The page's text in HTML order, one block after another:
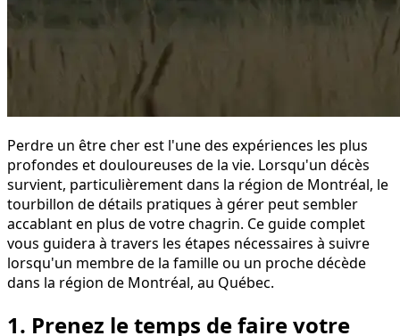
Perdre un être cher est l'une des expériences les plus
profondes et douloureuses de la vie. Lorsqu'un décès
survient, particulièrement dans la région de Montréal, le
tourbillon de détails pratiques à gérer peut sembler
accablant en plus de votre chagrin. Ce guide complet
vous guidera à travers les étapes nécessaires à suivre
lorsqu'un membre de la famille ou un proche décède
dans la région de Montréal, au Québec.
1. Prenez le temps de faire votre